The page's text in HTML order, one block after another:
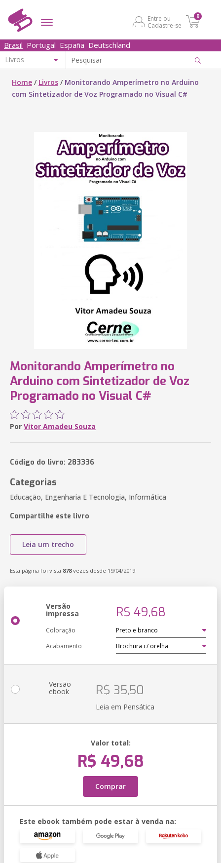
Entre ou
Cadastre-se
0
Brasil Portugal España Deutschland
Home / Livros / Monitorando Amperímetro no Arduino
com Sintetizador de Voz Programado no Visual C#
Monitorando Amperímetro no
Arduino com Sintetizador de Voz
Programado no Visual C#
Por Vitor Amadeu Souza
Código do livro: 283336
Categorias
Educação, Engenharia E Tecnologia, Informática
Compartilhe este livro
Leia um trecho
Esta página foi vista 878vezes desde 19/04/2019
Versão
impressa R$ 49,68
Coloração
Acabamento
Versão
ebook R$ 35,50
Leia em Pensática
Valor total:
R$ 49,68
Comprar
Este ebook também pode estar à venda na: